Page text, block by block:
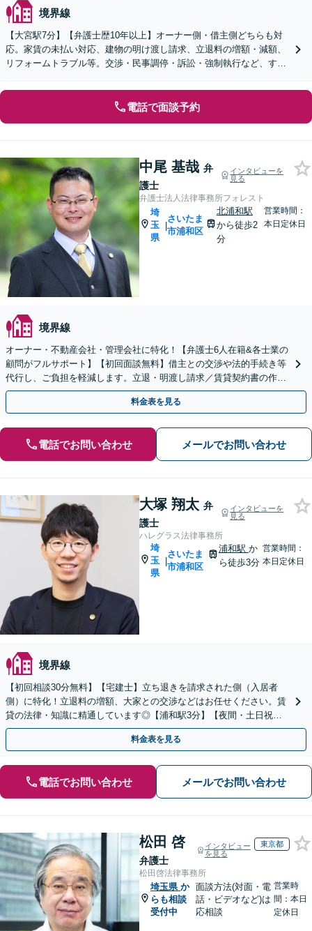
境界線
【大宮駅7分】【弁護士歴10年以上】オーナー側・借主側どちらも対
応。家賃の未払い対応、建物の明け渡し請求、立退料の増額・減額、
リフォームトラブル等。交渉・民事調停・訴訟・強制執行など、すべ
電話で面談予約
中尾 基哉 弁
護士
インタビューを
見る
弁護士法人法律事務所フォレスト
埼
玉
県
|
さいたま
市浦和区
北浦和駅
から徒歩2
分
営業時間：
本日定休日
境界線
オーナー・不動産会社・管理会社に特化！【弁護士6人在籍&各士業の
顧問がフルサポート】【初回面談無料】借主との交渉や法的手続き等
代行し、ご負担を軽減します。立退・明渡し請求／賃貸契約書の作
成・チェックなどお気軽にご相談ください【北浦和駅2分】
料金表を見る
電話でお問い合わせ メールでお問い合わせ
大塚 翔太 弁
護士
インタビューを
見る
ハレグラス法律事務所
埼
玉
県
|
さいたま
市浦和区
浦和駅 か
ら徒歩3分
営業時間：
本日定休日
境界線
【初回相談30分無料】【宅建士】立ち退きを請求された側（入居者
側）に特化！立退料の増額、大家との交渉などはお任せください。賃
貸の法律・知識に精通しています◎【浦和駅3分】【夜間・土日祝面
談可】
料金表を見る
電話でお問い合わせ メールでお問い合わせ
松田 啓
弁護士
インタビュー
を見る
東京都
松田啓法律事務所
埼玉県 か
らも相談
受付中
面談方法(対面・電
話・ビデオなど)は
応相談
営業時
間：本日
定休日